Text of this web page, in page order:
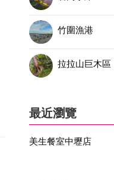
竹圍漁港
拉拉山巨木區
最近瀏覽
美生餐室中壢店